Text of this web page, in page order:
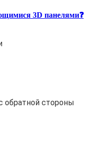
3D панелями❓
обратной стороны